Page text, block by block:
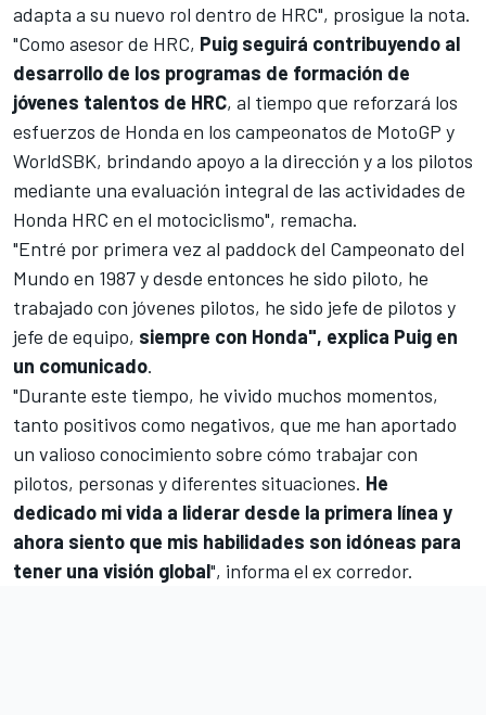
adapta a su nuevo rol dentro de HRC", prosigue la nota.
"Como asesor de HRC, Puig seguirá contribuyendo al
desarrollo de los programas de formación de
jóvenes talentos de HRC, al tiempo que reforzará los
esfuerzos de Honda en los campeonatos de MotoGP y
WorldSBK, brindando apoyo a la dirección y a los pilotos
mediante una evaluación integral de las actividades de
Honda HRC en el motociclismo", remacha.
"Entré por primera vez al paddock del Campeonato del
Mundo en 1987 y desde entonces he sido piloto, he
trabajado con jóvenes pilotos, he sido jefe de pilotos y
jefe de equipo, siempre con Honda", explica Puig en
un comunicado.
"Durante este tiempo, he vivido muchos momentos,
tanto positivos como negativos, que me han aportado
un valioso conocimiento sobre cómo trabajar con
pilotos, personas y diferentes situaciones. He
dedicado mi vida a liderar desde la primera línea y
ahora siento que mis habilidades son idóneas para
tener una visión global", informa el ex corredor.